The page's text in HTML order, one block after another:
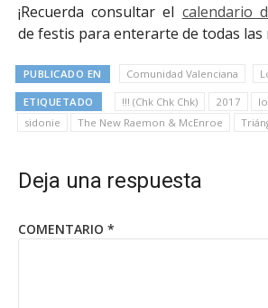
¡Recuerda consultar el calendario
de festis para enterarte de todas las
PUBLICADO EN Comunidad Valenciana
ETIQUETADO !!! (Chk Chk Chk) 2017
sidonie
The New Raemon & McEnroe
Deja una respuesta
COMENTARIO *